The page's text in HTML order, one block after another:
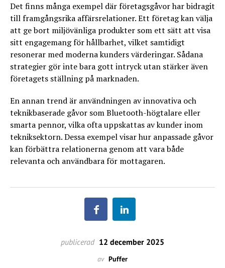
Det finns många exempel där företagsgåvor har bidragit
till framgångsrika affärsrelationer. Ett företag kan välja
att ge bort miljövänliga produkter som ett sätt att visa
sitt engagemang för hållbarhet, vilket samtidigt
resonerar med moderna kunders värderingar. Sådana
strategier gör inte bara gott intryck utan stärker även
företagets ställning på marknaden.
En annan trend är användningen av innovativa och
teknikbaserade gåvor som Bluetooth-högtalare eller
smarta pennor, vilka ofta uppskattas av kunder inom
tekniksektorn. Dessa exempel visar hur anpassade gåvor
kan förbättra relationerna genom att vara både
relevanta och användbara för mottagaren.
publicerad 12 december 2025
av Puffer